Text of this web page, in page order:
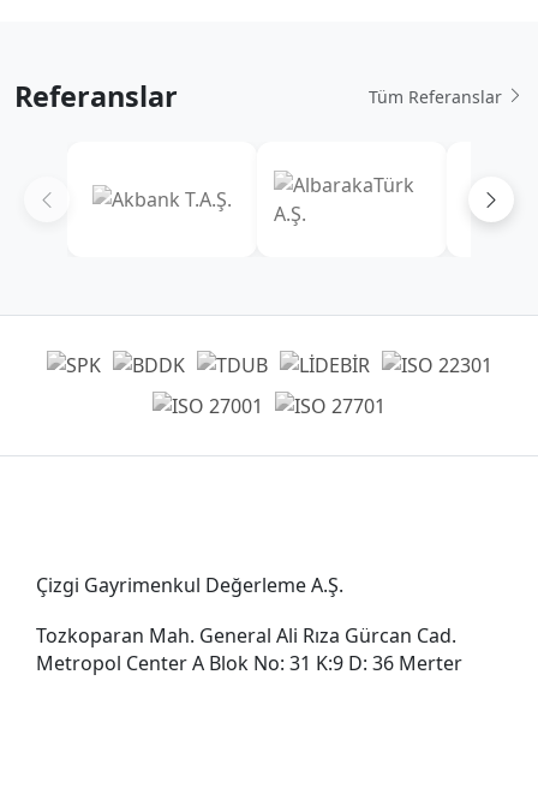
Referanslar Tüm Referanslar
Çizgi Gayrimenkul Değerleme A.Ş.
Tozkoparan Mah. General Ali Rıza Gürcan Cad.
Metropol Center A Blok No: 31 K:9 D: 36 Merter